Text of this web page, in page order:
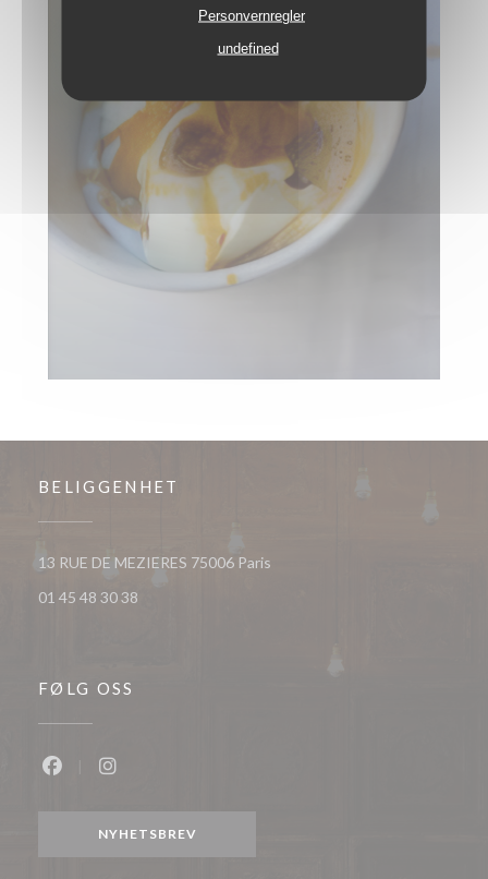
Personvernregler
undefined
BELIGGENHET
13 RUE DE MEZIERES 75006 Paris
01 45 48 30 38
FØLG OSS
NYHETSBREV